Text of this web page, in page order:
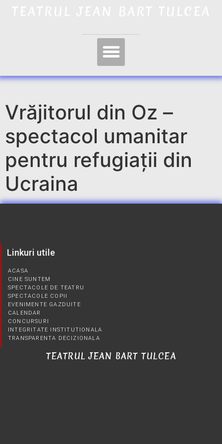
Vrăjitorul din Oz –
spectacol umanitar
pentru refugiații din
Ucraina
Linkuri utile
ACASA
CINE SUNTEM
SPECTACOLE DE TEATRU
SPECTACOLE COPII
EVENIMENTE GAZDUITE
CALENDAR
CONCURSURI
INTEGRITATE INSTITUTIONALA
TRANSPARENTA DECIZIONALA
TEATRUL JEAN BART TULCEA